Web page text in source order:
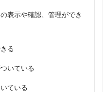
表示や確認、管理ができ
る
いている
ている